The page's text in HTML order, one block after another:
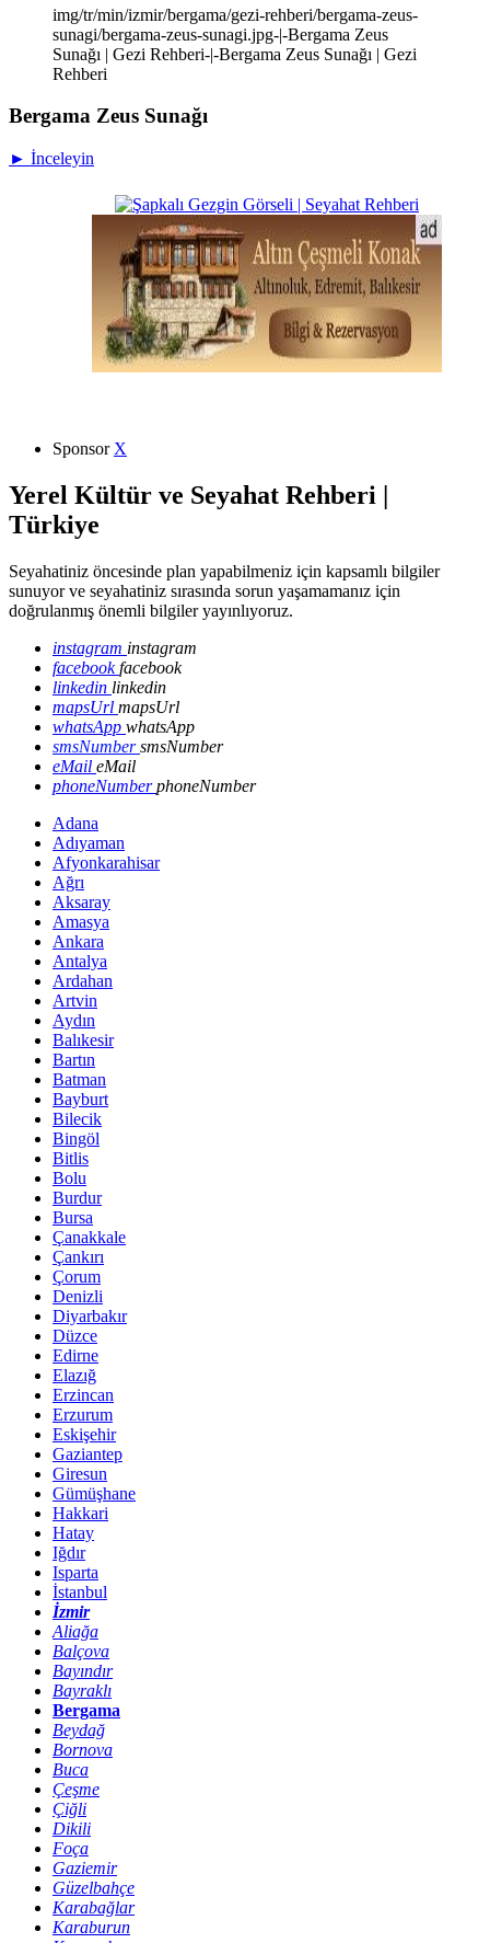
img/tr/min/izmir/bergama/gezi-rehberi/bergama-zeus-
sunagi/bergama-zeus-sunagi.jpg-|-Bergama Zeus
Sunağı | Gezi Rehberi-|-Bergama Zeus Sunağı | Gezi
Rehberi
Bergama Zeus Sunağı
► İnceleyin
Sponsor X
Yerel Kültür ve Seyahat Rehberi |
Türkiye
Seyahatiniz öncesinde plan yapabilmeniz için kapsamlı bilgiler
sunuyor ve seyahatiniz sırasında sorun yaşamamanız için
doğrulanmış önemli bilgiler yayınlıyoruz.
instagram instagram
facebookfacebook
linkedin linkedin
mapsUrl mapsUrl
whatsApp whatsApp
smsNumbersmsNumber
eMail eMail
phoneNumberphoneNumber
Adana
Adıyaman
Afyonkarahisar
Ağrı
Aksaray
Amasya
Ankara
Antalya
Ardahan
Artvin
Aydın
Balıkesir
Bartın
Batman
Bayburt
Bilecik
Bingöl
Bitlis
Bolu
Burdur
Bursa
Çanakkale
Çankırı
Çorum
Denizli
Diyarbakır
Düzce
Edirne
Elazığ
Erzincan
Erzurum
Eskişehir
Gaziantep
Giresun
Gümüşhane
Hakkari
Hatay
Iğdır
Isparta
İstanbul
İzmir
Aliağa
Balçova
Bayındır
Bayraklı
Bergama
Beydağ
Bornova
Buca
Çeşme
Çiğli
Dikili
Foça
Gaziemir
Güzelbahçe
Karabağlar
Karaburun